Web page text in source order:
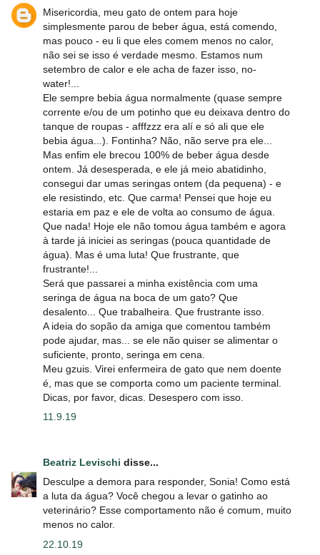
Misericordia, meu gato de ontem para hoje
simplesmente parou de beber água, está comendo,
mas pouco - eu li que eles comem menos no calor,
não sei se isso é verdade mesmo. Estamos num
setembro de calor e ele acha de fazer isso, no-
water!...
Ele sempre bebia água normalmente (quase sempre
corrente e/ou de um potinho que eu deixava dentro do
tanque de roupas - afffzzz era alí e só ali que ele
bebia água...). Fontinha? Não, não serve pra ele...
Mas enfim ele brecou 100% de beber água desde
ontem. Já desesperada, e ele já meio abatidinho,
consegui dar umas seringas ontem (da pequena) - e
ele resistindo, etc. Que carma! Pensei que hoje eu
estaria em paz e ele de volta ao consumo de água.
Que nada! Hoje ele não tomou água também e agora
à tarde já iniciei as seringas (pouca quantidade de
água). Mas é uma luta! Que frustrante, que
frustrante!...
Será que passarei a minha existência com uma
seringa de água na boca de um gato? Que
desalento... Que trabalheira. Que frustrante isso.
A ideia do sopão da amiga que comentou também
pode ajudar, mas... se ele não quiser se alimentar o
suficiente, pronto, seringa em cena.
Meu gzuis. Virei enfermeira de gato que nem doente
é, mas que se comporta como um paciente terminal.
Dicas, por favor, dicas. Desespero com isso.
11.9.19
Beatriz Levischi disse...
Desculpe a demora para responder, Sonia! Como está
a luta da água? Você chegou a levar o gatinho ao
veterinário? Esse comportamento não é comum, muito
menos no calor.
22.10.19